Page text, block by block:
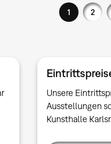
1 2
Unsere
Ausstellungen
Kunsthalle